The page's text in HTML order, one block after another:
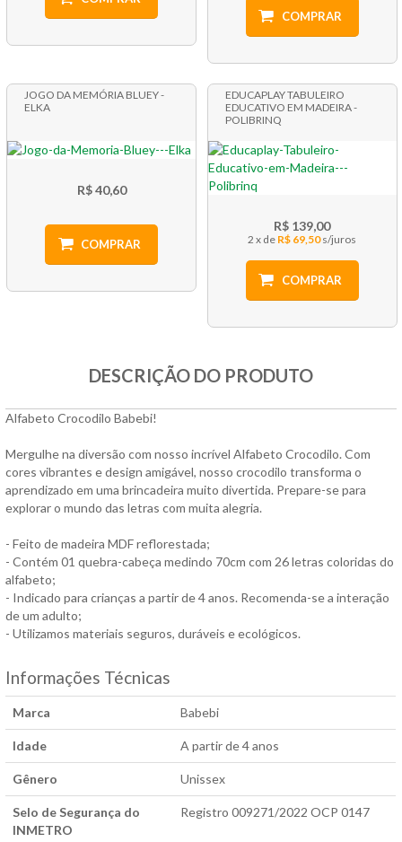
COMPRAR
JOGO DA MEMÓRIA BLUEY -
ELKA
R$ 40,60
COMPRAR
EDUCAPLAY TABULEIRO
EDUCATIVO EM MADEIRA -
POLIBRINQ
R$ 139,00
2 x R$ 69,50
COMPRAR
DESCRIÇÃO DO PRODUTO
Alfabeto Crocodilo Babebi!
Mergulhe na diversão com nosso incrível Alfabeto Crocodilo. Com
cores vibrantes e design amigável, nosso crocodilo transforma o
aprendizado em uma brincadeira muito divertida. Prepare-se para
explorar o mundo das letras com muita alegria.
- Feito de madeira MDF reflorestada;
- Contém 01 quebra-cabeça medindo 70cm com 26 letras coloridas do
alfabeto;
- Indicado para crianças a partir de 4 anos. Recomenda-se a interação
de um adulto;
- Utilizamos materiais seguros, duráveis e ecológicos.
Informações Técnicas
Marca Babebi
Idade A partir de 4 anos
Gênero Unissex
Selo de Segurança do
INMETRO
Registro 009271/2022 OCP 0147